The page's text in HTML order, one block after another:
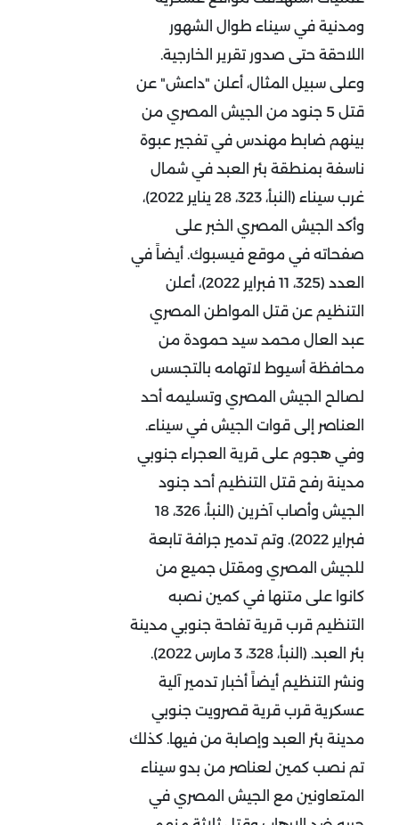
ومدنية في سيناء طوال الشهور
اللاحقة حتى صدور تقرير الخارجية.
وعلى سبيل المثال، أعلن "داعش" عن
قتل 5 جنود من الجيش المصري من
بينهم ضابط مهندس في تفجير عبوة
ناسفة بمنطقة بئر العبد في شمال
غرب سيناء (النبأ، 323، 28 يناير 2022)،
وأكد الجيش المصري الخبر على
صفحاته في موقع فيسبوك. أيضاً في
العدد (325، 11 فبراير 2022)، أعلن
التنظيم عن قتل المواطن المصري
عبد العال محمد سيد حمودة من
محافظة أسيوط لاتهامه بالتجسس
لصالح الجيش المصري وتسليمه أحد
العناصر إلى قوات الجيش في سيناء.
وفي هجوم على قرية العجراء جنوبي
مدينة رفح قتل التنظيم أحد جنود
الجيش وأصاب آخرين (النبأ، 326، 18
فبراير 2022). وتم تدمير جرافة تابعة
للجيش المصري ومقتل جميع من
كانوا على متنها في كمين نصبه
التنظيم قرب قرية تفاحة جنوبي مدينة
بئر العبد. (النبأ، 328، 3 مارس 2022).
ونشر التنظيم أيضاً أخبار تدمير آلية
عسكرية قرب قرية قصرويت جنوبي
مدينة بئر العبد وإصابة من فيها. كذلك
تم نصب كمين لعناصر من بدو سيناء
المتعاونين مع الجيش المصري في